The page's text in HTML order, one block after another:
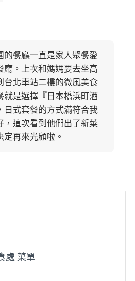
的餐廳一直是家人聚餐愛
廳。上次和媽媽要去坐高
台北車站二樓的微風美食
就是選擇『日本橋浜町酒
日式套餐的方式滿符合我
，這次看到他們出了新菜
定再來光顧啦。
處 菜單